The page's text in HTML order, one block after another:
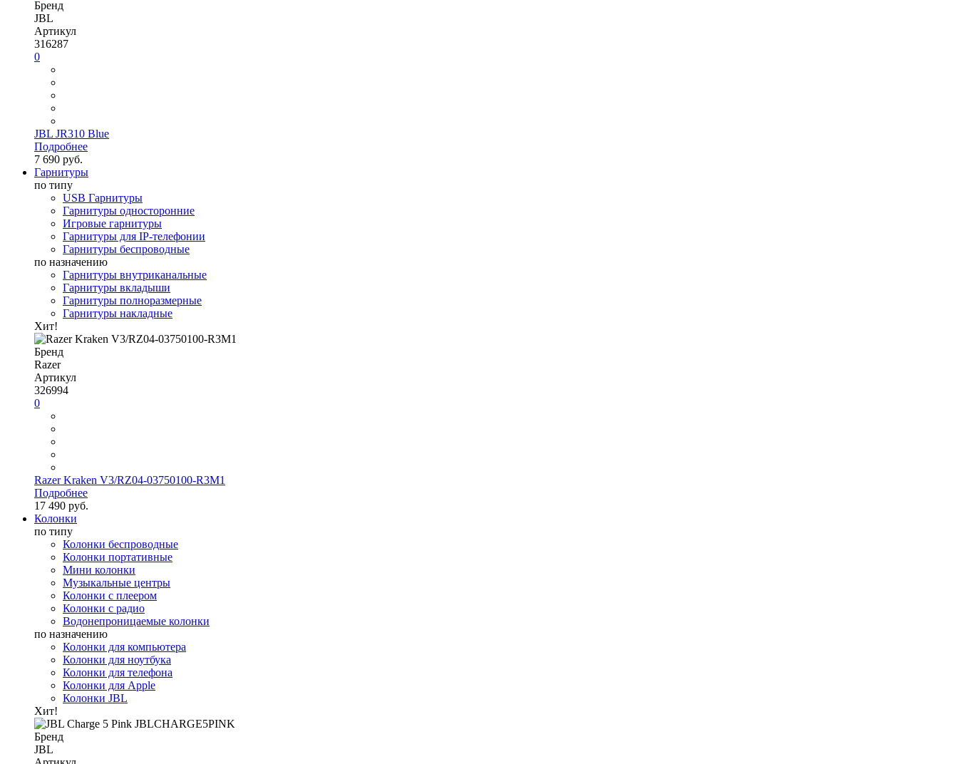
Бренд
JBL
Артикул
316287
0
JBL JR310 Blue
Подробнее
7 690 руб.
Гарнитуры
по типу
USB Гарнитуры
Гарнитуры односторонние
Игровые гарнитуры
Гарнитуры для IP-телефонии
Гарнитуры беспроводные
по назначению
Гарнитуры внутриканальные
Гарнитуры вкладыши
Гарнитуры полноразмерные
Гарнитуры накладные
Хит!
Бренд
Razer
Артикул
326994
0
Razer Kraken V3/RZ04-03750100-R3M1
Подробнее
17 490 руб.
Колонки
по типу
Колонки беспроводные
Колонки портативные
Мини колонки
Музыкальные центры
Колонки с плеером
Колонки с радио
Водонепроницаемые колонки
по назначению
Колонки для компьютера
Колонки для ноутбука
Колонки для телефона
Колонки для Apple
Колонки JBL
Хит!
Бренд
JBL